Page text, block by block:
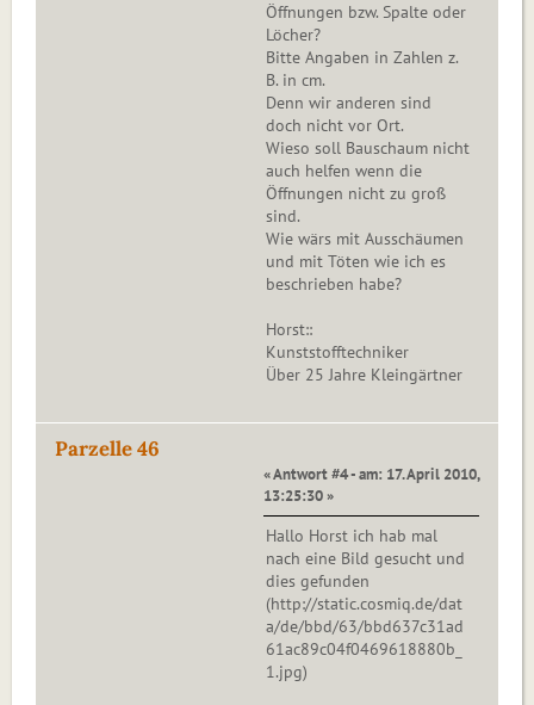
Öffnungen bzw. Spalte oder
Löcher?
Bitte Angaben in Zahlen z.
B. in cm.
Denn wir anderen sind
doch nicht vor Ort.
Wieso soll Bauschaum nicht
auch helfen wenn die
Öffnungen nicht zu groß
sind.
Wie wärs mit Ausschäumen
und mit Töten wie ich es
beschrieben habe?
Horst::
Kunststofftechniker
Über 25 Jahre Kleingärtner
Parzelle 46
« Antwort #4 - am: 17. April 2010,
13:25:30 »
Hallo Horst ich hab mal
nach eine Bild gesucht und
dies gefunden
(http://static.cosmiq.de/dat
a/de/bbd/63/bbd637c31ad
61ac89c04f0469618880b_
1.jpg)